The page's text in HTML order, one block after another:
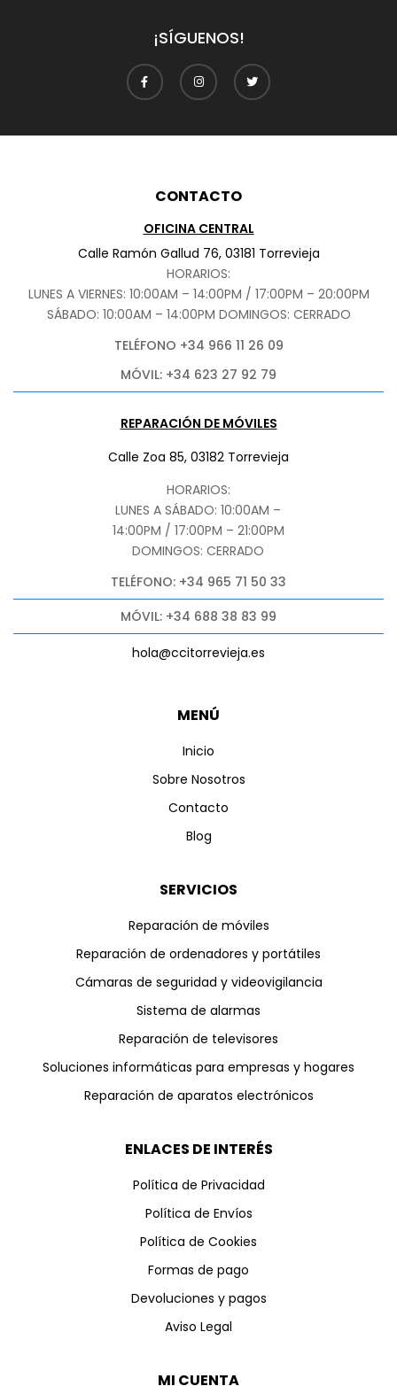
¡SÍGUENOS!
MENÚ
Inicio
Sobre Nosotros
Contacto
Blog
SERVICIOS
Reparación de móviles
Reparación de ordenadores y portátiles
Cámaras de seguridad y videovigilancia
Sistema de alarmas
Reparación de televisores
Soluciones informáticas para empresas y hogares
Reparación de aparatos electrónicos
ENLACES DE INTERÉS
Política de Privacidad
Política de Envíos
Política de Cookies
Formas de pago
Devoluciones y pagos
Aviso Legal
MI CUENTA
CONTACTO
OFICINA CENTRAL
Calle Ramón Gallud 76, 03181 Torrevieja
HORARIOS:
LUNES A VIERNES: 10:00AM – 14:00PM / 17:00PM – 20:00PM
SÁBADO: 10:00AM – 14:00PM DOMINGOS: CERRADO
TELÉFONO +34 966 11 26 09
MÓVIL: +34 623 27 92 79
REPARACIÓN DE MÓVILES
Calle Zoa 85, 03182 Torrevieja
HORARIOS:
LUNES A SÁBADO: 10:00AM –
14:00PM / 17:00PM – 21:00PM
DOMINGOS: CERRADO
TELÉFONO: +34 965 71 50 33
MÓVIL: +34 688 38 83 99
hola@ccitorrevieja.es